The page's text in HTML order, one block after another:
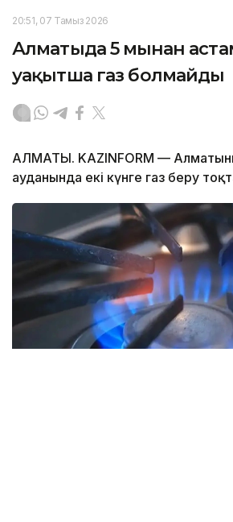
20:51, 07 Тамыз 2026
Алматыда 5 мыңнан
уақытша газ болмайды
АЛМАТЫ. KAZINFORM —
ауданында екі күнге газ беру